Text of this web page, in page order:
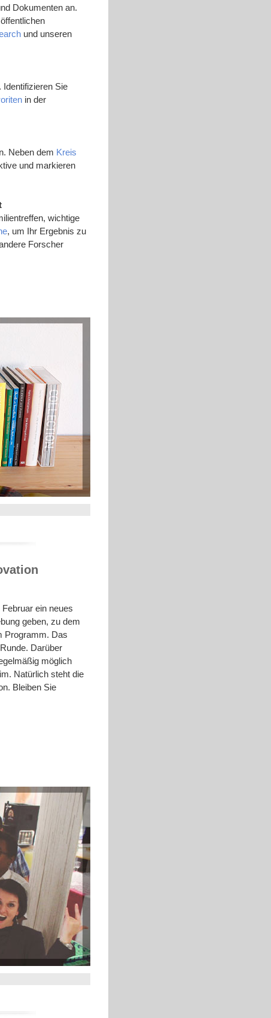
Dokumenten an.
und unseren
Sie
in der
Neben dem Kreis
und markieren
wichtige
, um Ihr Ergebnis zu
Forscher
ein neues
geben, zu dem
Programm. Das
Darüber
möglich
Natürlich steht die
Bleiben Sie